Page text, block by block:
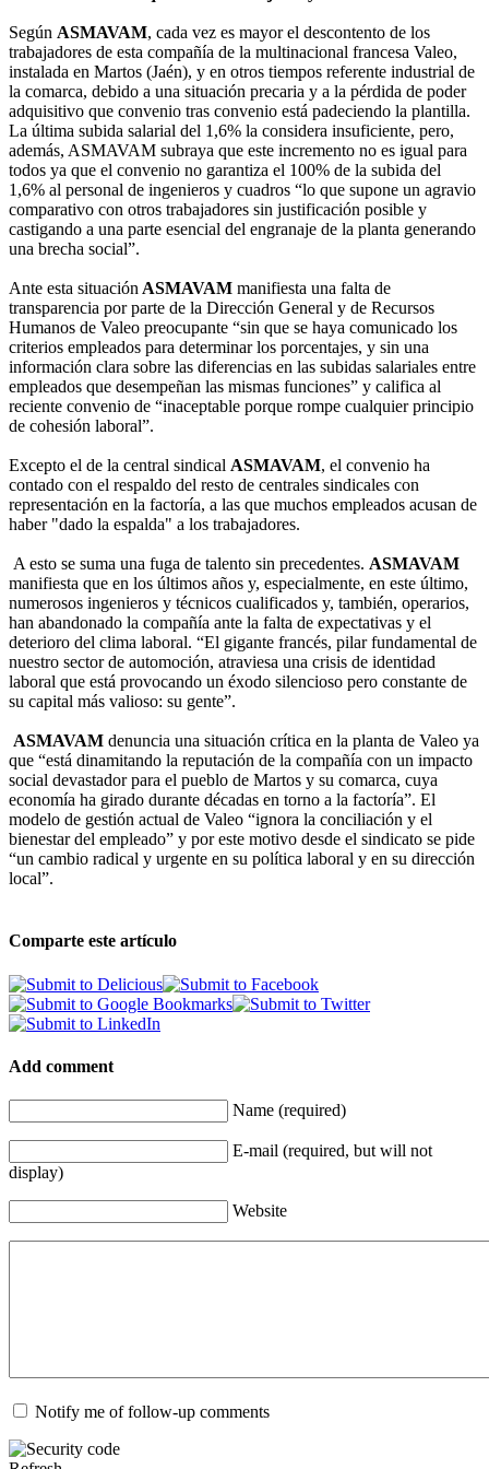
Según ASMAVAM, cada vez es mayor el descontento de los
trabajadores de esta compañía de la multinacional francesa Valeo,
instalada en Martos (Jaén), y en otros tiempos referente industrial de
la comarca, debido a una situación precaria y a la pérdida de poder
adquisitivo que convenio tras convenio está padeciendo la plantilla.
La última subida salarial del 1,6% la considera insuficiente, pero,
además, ASMAVAM subraya que este incremento no es igual para
todos ya que el convenio no garantiza el 100% de la subida del
1,6% al personal de ingenieros y cuadros “lo que supone un agravio
comparativo con otros trabajadores sin justificación posible y
castigando a una parte esencial del engranaje de la planta generando
una brecha social”.
Ante esta situación ASMAVAM manifiesta una falta de
transparencia por parte de la Dirección General y de Recursos
Humanos de Valeo preocupante “sin que se haya comunicado los
criterios empleados para determinar los porcentajes, y sin una
información clara sobre las diferencias en las subidas salariales entre
empleados que desempeñan las mismas funciones” y califica al
reciente convenio de “inaceptable porque rompe cualquier principio
de cohesión laboral”.
Excepto el de la central sindical ASMAVAM, el convenio ha
contado con el respaldo del resto de centrales sindicales con
representación en la factoría, a las que muchos empleados acusan de
haber "dado la espalda" a los trabajadores.
A esto se suma una fuga de talento sin precedentes. ASMAVAM
manifiesta que en los últimos años y, especialmente, en este último,
numerosos ingenieros y técnicos cualificados y, también, operarios,
han abandonado la compañía ante la falta de expectativas y el
deterioro del clima laboral. “El gigante francés, pilar fundamental de
nuestro sector de automoción, atraviesa una crisis de identidad
laboral que está provocando un éxodo silencioso pero constante de
su capital más valioso: su gente”.
ASMAVAM denuncia una situación crítica en la planta de Valeo ya
que “está dinamitando la reputación de la compañía con un impacto
social devastador para el pueblo de Martos y su comarca, cuya
economía ha girado durante décadas en torno a la factoría”. El
modelo de gestión actual de Valeo “ignora la conciliación y el
bienestar del empleado” y por este motivo desde el sindicato se pide
“un cambio radical y urgente en su política laboral y en su dirección
local”.
Comparte este artículo
Add comment
Name (required)
E-mail (required, but will not
display)
Website
Notify me of follow-up comments